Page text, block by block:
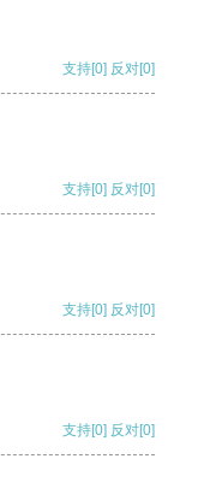
支持[0] 反对[0]
支持[0] 反对[0]
支持[0] 反对[0]
支持[0] 反对[0]